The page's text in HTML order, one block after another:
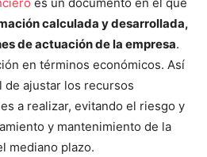
calculada y desarrollada,
de actuación de la empresa.
en términos económicos. Así
de ajustar los recursos
a realizar, evitando el riesgo y
y mantenimiento de la
mediano plazo.